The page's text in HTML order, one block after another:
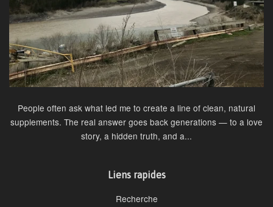
People often ask what led me to create a line of clean, natural
supplements. The real answer goes back generations — to a love
story, a hidden truth, and a...
Liens rapides
Recherche